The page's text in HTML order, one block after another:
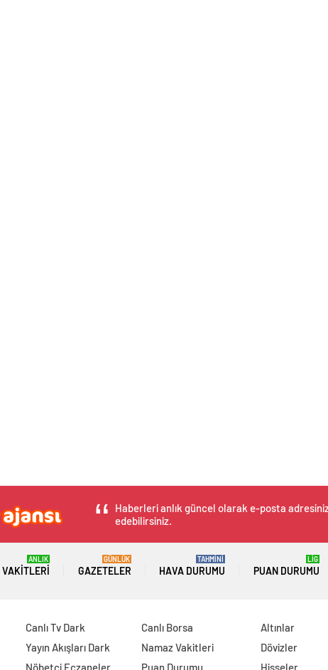
Haberleri anlık güncel olarak e-posta
edebilirsiniz.
VAKITLERI
ANLIK
GAZETELER
GÜNLÜK
HAVA DURUMU
TAHMİNİ
PUAN DURUMU
LİG
Canlı Tv Dark
Yayın Akışları Dark
Nöbetçi Eczaneler
Canlı Borsa
Namaz Vakitleri
Puan Durumu
Altınlar
Dövizler
Hisseler